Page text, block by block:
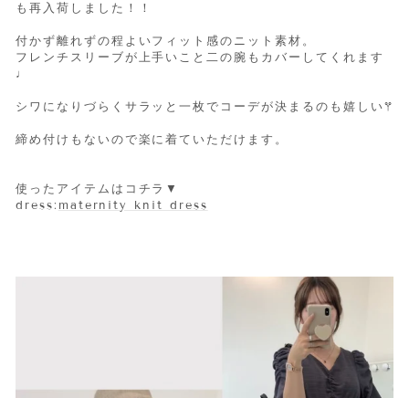
も再入荷しました！！
付かず離れずの程よいフィット感のニット素材。
フレンチスリーブが上手いこと二の腕もカバーしてくれます
♩
シワになりづらくサラッと一枚でコーデが決まるのも嬉しい𖦥
締め付けもないので楽に着ていただけます。
使ったアイテムはコチラ▼
dress: maternity knit dress